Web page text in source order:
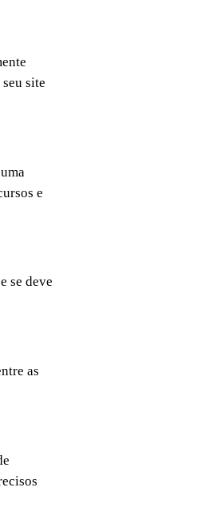
site
e
se deve
as